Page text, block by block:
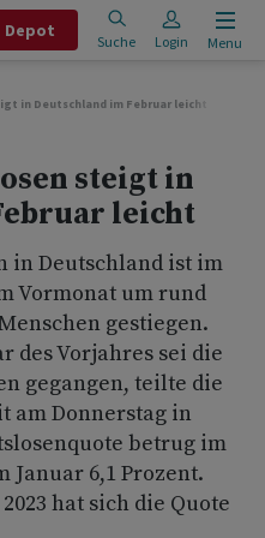
Depot
Suche Login Menu
in Deutschland im Februar leicht
steigt in
leicht
in Deutschland ist im
Vormonat um rund
gestiegen.
des Vorjahres sei die
gegangen, teilte die
am Donnerstag in
betrug im
Januar 6,1 Prozent.
hat sich die Quote